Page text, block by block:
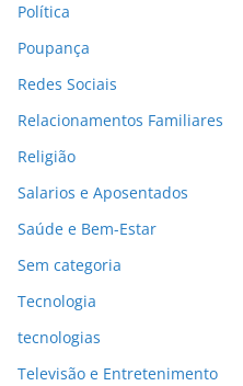
Política
Poupança
Redes Sociais
Relacionamentos Familiares
Religião
Salarios e Aposentados
Saúde e Bem-Estar
Sem categoria
Tecnologia
tecnologias
Televisão e Entretenimento